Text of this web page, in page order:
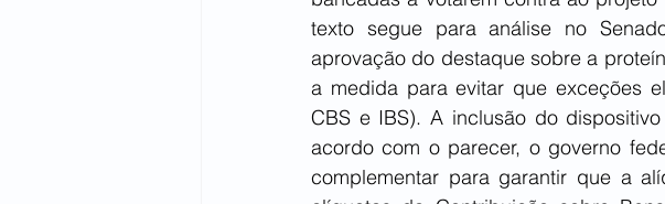
texto segue para análise no
aprovação do destaque sobre a
a medida para evitar que exceções
CBS e IBS). A inclusão do
acordo com o parecer, o governo
complementar para garantir que a